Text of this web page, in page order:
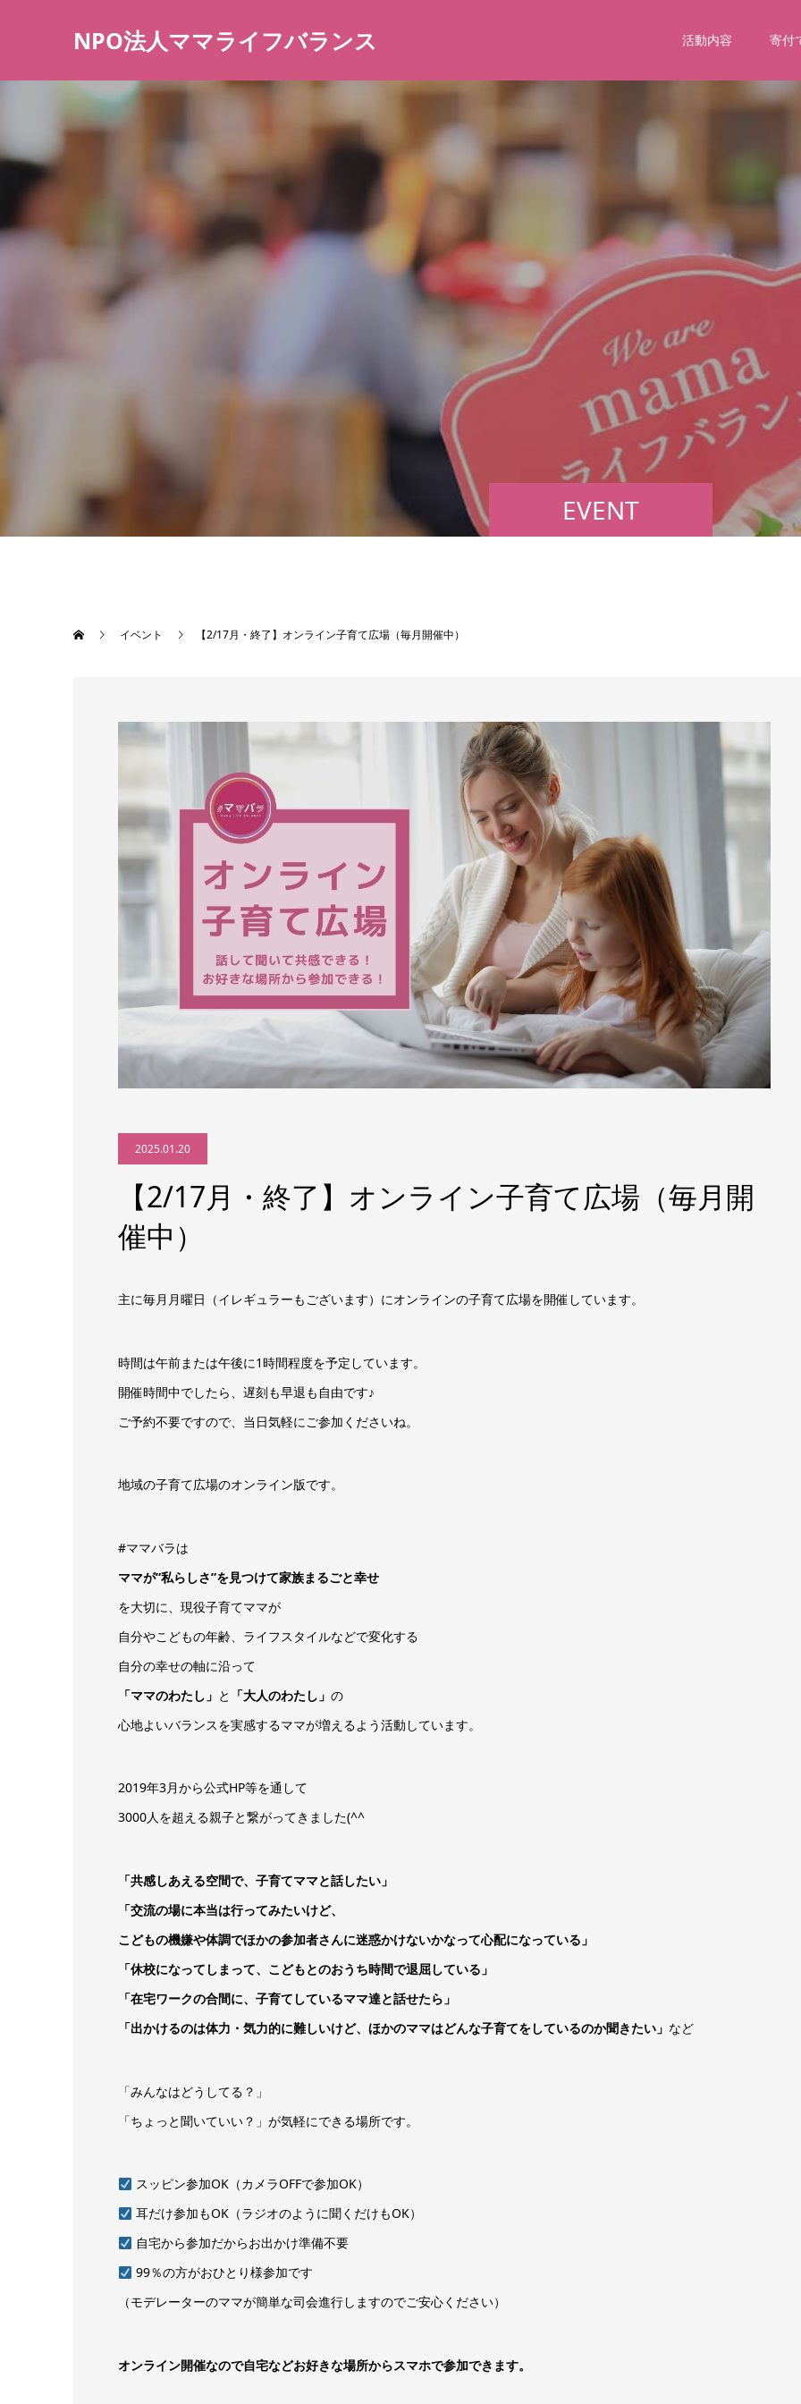
NPO法人ママライフバランス 活動内容 寄付
EVENT
イベント 【2/17月・終了】オンライン子育て広場（毎月開催中）
2025.01.20
【2/17月・終了】オンライン子育て広場（毎月開
催中）
主に毎月月曜日（イレギュラーもございます）にオンラインの子育て広場を開催しています。
時間は午前または午後に1時間程度を予定しています。
開催時間中でしたら、遅刻も早退も自由です♪
ご予約不要ですので、当日気軽にご参加くださいね。
地域の子育て広場のオンライン版です。
#ママバラは
ママが”私らしさ”を見つけて家族まるごと幸せ
を大切に、現役子育てママが
自分やこどもの年齢、ライフスタイルなどで変化する
自分の幸せの軸に沿って
「ママのわたし」 と 「大人のわたし」 の
心地よいバランスを実感するママが増えるよう活動しています。
2019年3月から公式HP等を通して
3000人を超える親子と繋がってきました(^^
「共感しあえる空間で、子育てママと話したい」
「交流の場に本当は行ってみたいけど、
こどもの機嫌や体調でほかの参加者さんに迷惑かけないかなって心配になっている」
「休校になってしまって、こどもとのおうち時間で退屈している」
「在宅ワークの合間に、子育てしているママ達と話せたら」
「出かけるのは体力・気力的に難しいけど、ほかのママはどんな子育てをしているのか聞きたい」 など
「みんなはどうしてる？」
「ちょっと聞いていい？」が気軽にできる場所です。
スッピン参加OK（カメラOFFで参加OK）
耳だけ参加もOK（ラジオのように聞くだけもOK）
自宅から参加だからお出かけ準備不要
99％の方がおひとり様参加です
（モデレーターのママが簡単な司会進行しますのでご安心ください）
オンライン開催なので自宅などお好きな場所からスマホで参加できます。